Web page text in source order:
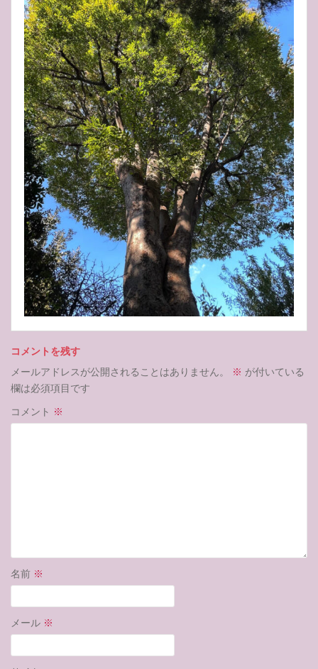
コメントを残す
メールアドレスが公開されることはありません。
※ が付いている
欄は必須項目です
コメント ※
名前 ※
メール ※